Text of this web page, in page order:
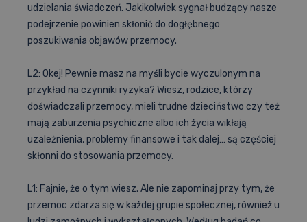
udzielania świadczeń. Jakikolwiek sygnał budzący nasze
podejrzenie powinien skłonić do dogłębnego
poszukiwania objawów przemocy.
L2: Okej! Pewnie masz na myśli bycie wyczulonym na
przykład na czynniki ryzyka? Wiesz, rodzice, którzy
doświadczali przemocy, mieli trudne dzieciństwo czy też
mają zaburzenia psychiczne albo ich życia wikłają
uzależnienia, problemy finansowe i tak dalej… są częściej
skłonni do stosowania przemocy.
L1: Fajnie, że o tym wiesz. Ale nie zapominaj przy tym, że
przemoc zdarza się w każdej grupie społecznej, również u